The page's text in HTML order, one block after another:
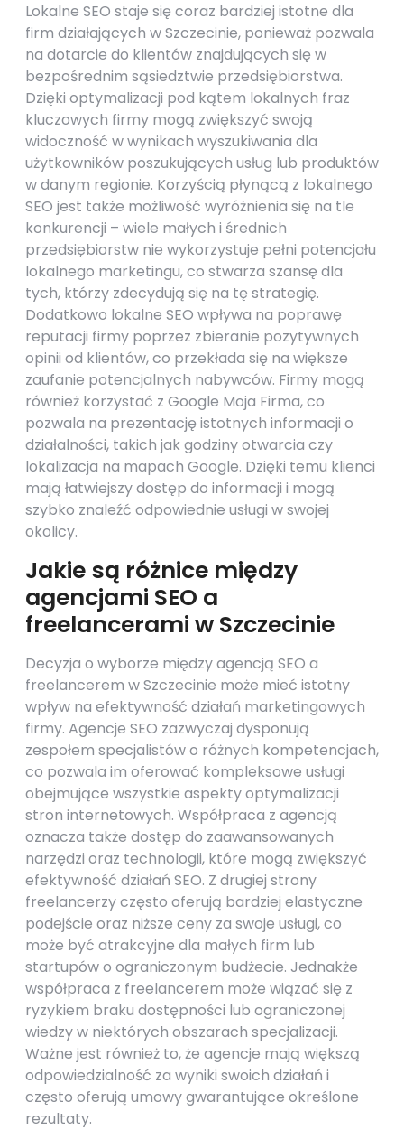
Lokalne SEO staje się coraz bardziej istotne dla
firm działających w Szczecinie, ponieważ pozwala
na dotarcie do klientów znajdujących się w
bezpośrednim sąsiedztwie przedsiębiorstwa.
Dzięki optymalizacji pod kątem lokalnych fraz
kluczowych firmy mogą zwiększyć swoją
widoczność w wynikach wyszukiwania dla
użytkowników poszukujących usług lub produktów
w danym regionie. Korzyścią płynącą z lokalnego
SEO jest także możliwość wyróżnienia się na tle
konkurencji – wiele małych i średnich
przedsiębiorstw nie wykorzystuje pełni potencjału
lokalnego marketingu, co stwarza szansę dla
tych, którzy zdecydują się na tę strategię.
Dodatkowo lokalne SEO wpływa na poprawę
reputacji firmy poprzez zbieranie pozytywnych
opinii od klientów, co przekłada się na większe
zaufanie potencjalnych nabywców. Firmy mogą
również korzystać z Google Moja Firma, co
pozwala na prezentację istotnych informacji o
działalności, takich jak godziny otwarcia czy
lokalizacja na mapach Google. Dzięki temu klienci
mają łatwiejszy dostęp do informacji i mogą
szybko znaleźć odpowiednie usługi w swojej
okolicy.
Jakie są różnice między
agencjami SEO a
freelancerami w Szczecinie
Decyzja o wyborze między agencją SEO a
freelancerem w Szczecinie może mieć istotny
wpływ na efektywność działań marketingowych
firmy. Agencje SEO zazwyczaj dysponują
zespołem specjalistów o różnych kompetencjach,
co pozwala im oferować kompleksowe usługi
obejmujące wszystkie aspekty optymalizacji
stron internetowych. Współpraca z agencją
oznacza także dostęp do zaawansowanych
narzędzi oraz technologii, które mogą zwiększyć
efektywność działań SEO. Z drugiej strony
freelancerzy często oferują bardziej elastyczne
podejście oraz niższe ceny za swoje usługi, co
może być atrakcyjne dla małych firm lub
startupów o ograniczonym budżecie. Jednakże
współpraca z freelancerem może wiązać się z
ryzykiem braku dostępności lub ograniczonej
wiedzy w niektórych obszarach specjalizacji.
Ważne jest również to, że agencje mają większą
odpowiedzialność za wyniki swoich działań i
często oferują umowy gwarantujące określone
rezultaty.